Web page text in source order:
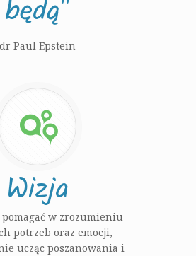
będą"
dr Paul Epstein
Wizja
pomagać w zrozumieniu
potrzeb oraz emocji,
ucząc poszanowania i